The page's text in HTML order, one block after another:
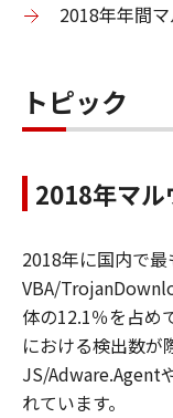
2018年年間
トピック
2018年マ
2018年に国内で
VBA/
体の12.1％を占め
における検出数が
JS/Adware.Agent
れています。